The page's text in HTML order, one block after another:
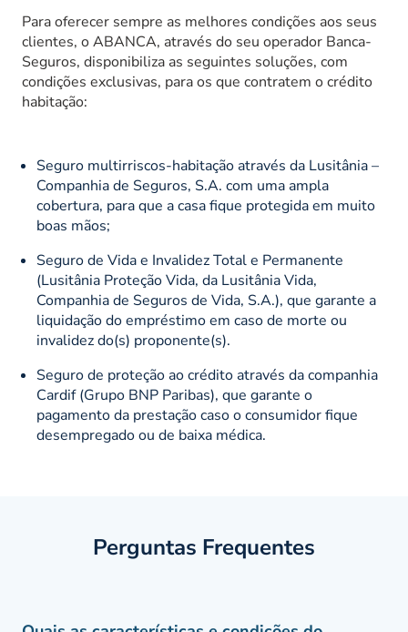
Para oferecer sempre as melhores condições aos seus
clientes, o ABANCA, através do seu operador Banca-
Seguros, disponibiliza as seguintes soluções, com
condições exclusivas, para os que contratem o crédito
habitação:
Seguro multirriscos-habitação através da Lusitânia –
Companhia de Seguros, S.A. com uma ampla
cobertura, para que a casa fique protegida em muito
boas mãos;
Seguro de Vida e Invalidez Total e Permanente
(Lusitânia Proteção Vida, da Lusitânia Vida,
Companhia de Seguros de Vida, S.A.), que garante a
liquidação do empréstimo em caso de morte ou
invalidez do(s) proponente(s).
Seguro de proteção ao crédito através da companhia
Cardif (Grupo BNP Paribas), que garante o
pagamento da prestação caso o consumidor fique
desempregado ou de baixa médica.
Perguntas Frequentes